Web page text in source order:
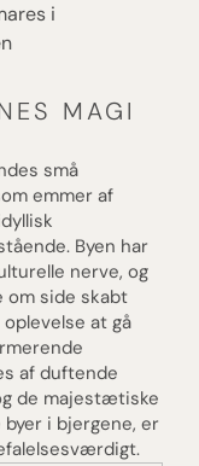
MAGI
små
emmer af
Byen har
nerve, og
om side skabt
at gå
af duftende
de majestætiske
i bjergene, er